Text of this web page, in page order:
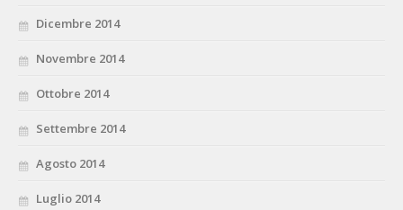
Dicembre 2014
Novembre 2014
Ottobre 2014
Settembre 2014
Agosto 2014
Luglio 2014